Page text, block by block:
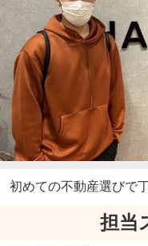
初めての不動産選びで
担当